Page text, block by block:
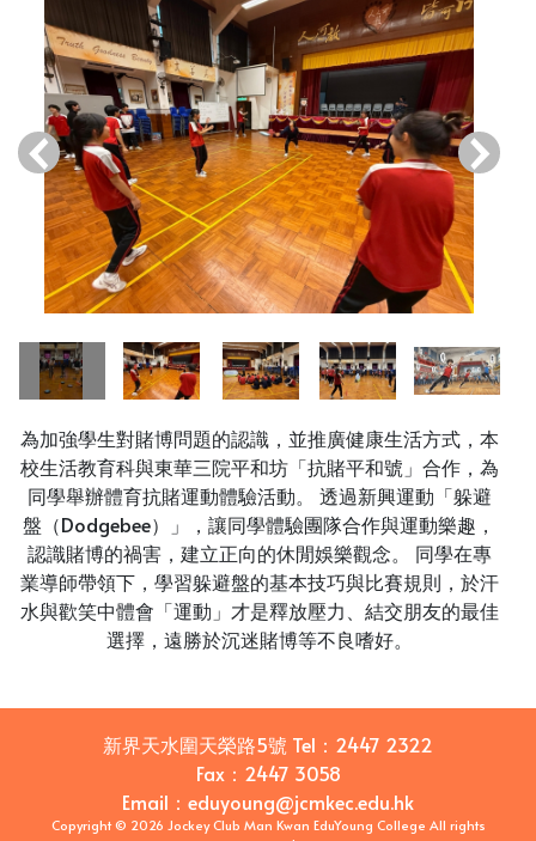
‹ ›
為加強學生對賭博問題的認識，並推廣健康生活方式，本
校生活教育科與東華三院平和坊「抗賭平和號」合作，為
同學舉辦體育抗賭運動體驗活動。 透過新興運動「躲避
盤（Dodgebee）」，讓同學體驗團隊合作與運動樂趣，
認識賭博的禍害，建立正向的休閒娛樂觀念。 同學在專
業導師帶領下，學習躲避盤的基本技巧與比賽規則，於汗
水與歡笑中體會「運動」才是釋放壓力、結交朋友的最佳
選擇，遠勝於沉迷賭博等不良嗜好。
新界天水圍天榮路5號 Tel： 2447 2322
Fax： 2447 3058
Email ： eduyoung@jcmkec.edu.hk
Copyright © 2026 Jockey Club Man Kwan EduYoung College All rights